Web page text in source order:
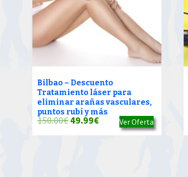
Bilbao – Descuento
Tratamiento láser para
eliminar arañas vasculares,
puntos rubí y más
150.00€El
precio
49.99€El
precio
Ver Oferta